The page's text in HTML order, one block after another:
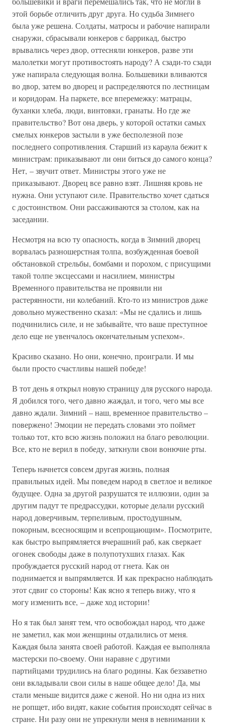
этой борьбе отличить друг друга. Но судьба Зимнего
была уже решена. Солдаты, матросы и рабочие напирали
снаружи, сбрасывали юнкеров с баррикад, быстро
врывались через двор, оттесняли юнкеров, разве эти
малолетки могут противостоять народу? А сзади-то сзади
уже напирала следующая волна. Большевики вливаются
во двор, затем во дворец и распределяются по лестницам
и коридорам. На паркете, все вперемежку: матрацы,
буханки хлеба, люди, винтовки, гранаты. Но где же
правительство? Вот она дверь, у которой остатки самых
смелых юнкеров застыли в уже бесполезной позе
последнего сопротивления. Старший из караула бежит к
министрам: приказывают ли они биться до самого конца?
Нет, – звучит ответ. Министры этого уже не
приказывают. Дворец все равно взят. Лишняя кровь не
нужна. Они уступают силе. Правительство хочет сдаться
с достоинством. Они рассаживаются за столом, как на
заседании.
Несмотря на всю ту опасность, когда в Зимний дворец
ворвалась разношерстная толпа, возбужденная боевой
обстановкой стрельбы, бомбами и порохом, с присущими
такой толпе эксцессами и насилием, министры
Временного правительства не проявили ни
растерянности, ни колебаний. Кто-то из министров даже
довольно мужественно сказал: «Мы не сдались и лишь
подчинились силе, и не забывайте, что ваше преступное
дело еще не увенчалось окончательным успехом».
Красиво сказано. Но они, конечно, проиграли. И мы
были просто счастливы нашей победе!
В тот день я открыл новую страницу для русского народа.
Я добился того, чего давно жаждал, и того, чего мы все
давно ждали. Зимний – наш, временное правительство –
повержено! Эмоции не передать словами это поймет
только тот, кто всю жизнь положил на благо революции.
Все, кто не верил в победу, заткнули свои вонючие рты.
Теперь начнется совсем другая жизнь, полная
правильных идей. Мы поведем народ в светлое и великое
будущее. Одна за другой разрушатся те иллюзии, один за
другим падут те предрассудки, которые делали русский
народ доверчивым, терпеливым, простодушным,
покорным, всесносящим и всепрощающим». Посмотрите,
как быстро выпрямляется вчерашний раб, как сверкает
огонек свободы даже в полупотухших глазах. Как
пробуждается русский народ от гнета. Как он
поднимается и выпрямляется. И как прекрасно наблюдать
этот сдвиг со стороны! Как ясно я теперь вижу, что я
могу изменить все, – даже ход истории!
Но я так был занят тем, что освобождал народ, что даже
не заметил, как мои женщины отдалились от меня.
Каждая была занята своей работой. Каждая ее выполняла
мастерски по-своему. Они наравне с другими
партийцами трудились на благо родины. Как беззаветно
они вкладывали свои силы в наше общее дело! Да, мы
стали меньше видится даже с женой. Но ни одна из них
не ропщет, ибо видят, какие события происходят сейчас в
стране. Ни разу они не упрекнули меня в невнимании к